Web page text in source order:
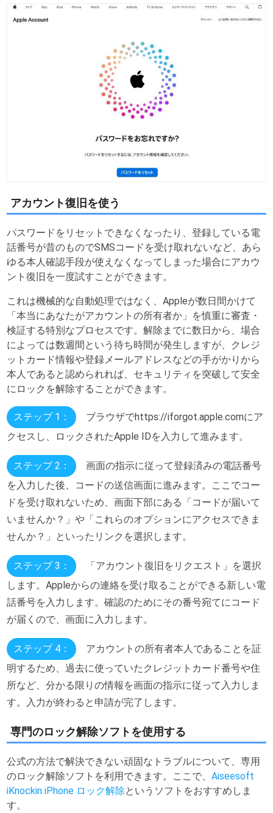
アカウント復旧を使う
パスワードをリセットできなくなったり、登録している電
話番号が昔のものでSMSコードを受け取れないなど、あら
ゆる本人確認手段が使えなくなってしまった場合にアカウ
ント復旧を一度試すことができます。
これは機械的な自動処理ではなく、Appleが数日間かけて
「本当にあなたがアカウントの所有者か」を慎重に審査・
検証する特別なプロセスです。解除までに数日から、場合
によっては数週間という待ち時間が発生しますが、クレジ
ットカード情報や登録メールアドレスなどの手がかりから
本人であると認められれば、セキュリティを突破して安全
にロックを解除することができます。
ステップ 1：
ブラウザでhttps://iforgot.apple.comにア
クセスし、ロックされたApple IDを入力して進みます。
ステップ 2：
画面の指示に従って登録済みの電話番号
を入力した後、コードの送信画面に進みます。ここでコー
ドを受け取れないため、画面下部にある「コードが届いて
いませんか？」や「これらのオプションにアクセスできま
せんか？」といったリンクを選択します。
ステップ 3：
「アカウント復旧をリクエスト」を選択
します。Appleからの連絡を受け取ることができる新しい電
話番号を入力します。確認のためにその番号宛てにコード
が届くので、画面に入力します。
ステップ 4：
アカウントの所有者本人であることを証
明するため、過去に使っていたクレジットカード番号や住
所など、分かる限りの情報を画面の指示に従って入力しま
す。入力が終わると申請が完了します。
専門のロック解除ソフトを使用する
公式の方法で解決できない頑固なトラブルについて、専用
のロック解除ソフトを利用できます。ここで、Aiseesoft
iKnockin iPhone ロック解除というソフトをおすすめしま
す。